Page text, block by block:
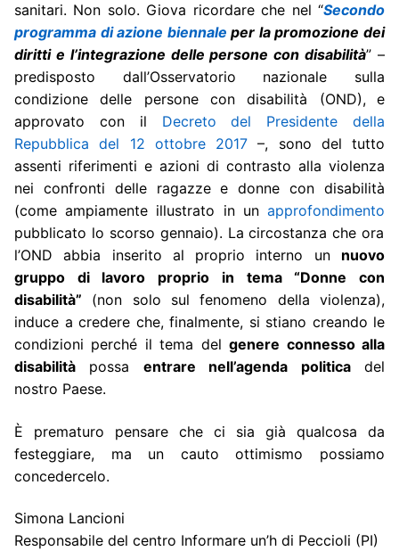
sanitari. Non solo. Giova ricordare che nel “Secondo
programma di azione biennale per la promozione dei
diritti e l’integrazione delle persone con disabilità” –
predisposto dall’Osservatorio nazionale sulla
condizione delle persone con disabilità (OND),
e
approvato con il Decreto del Presidente della
Repubblica del 12 ottobre 2017 –, sono del tutto
assenti riferimenti e azioni di contrasto alla violenza
nei confronti delle ragazze e donne con disabilità
(come ampiamente illustrato in un approfondimento
pubblicato lo scorso gennaio). La circostanza che ora
l’OND abbia inserito al proprio interno un nuovo
gruppo di lavoro proprio in tema “Donne con
disabilità” (non solo sul fenomeno della violenza),
induce a credere che, finalmente, si stiano creando le
condizioni perché il tema delgenere connesso alla
disabilità possa entrare nell’agenda politicadel
nostro Paese.
È prematuro pensare che ci sia già qualcosa da
festeggiare, ma un cauto ottimismo possiamo
concedercelo.
Simona Lancioni
Responsabile del centro Informare un’h di Peccioli (PI)